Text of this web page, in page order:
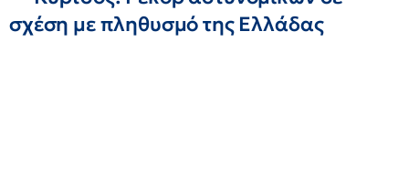
σχέση με πληθυσμό της Ελλάδας